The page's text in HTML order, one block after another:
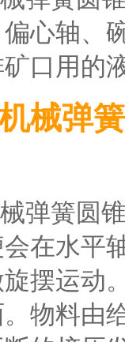
心轴、
口用的
械弹
弹簧圆
在水平
摆运动
物料由